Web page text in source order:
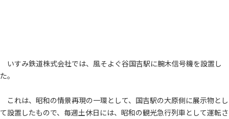
いすみ鉄道株式会社では、風そよぐ谷国吉駅に腕木信号機を設置し
た。
これは、昭和の情景再現の一環として、国吉駅の大原側に展示物とし
て設置したもので、毎週土休日には、昭和の観光急行列車として運転さ